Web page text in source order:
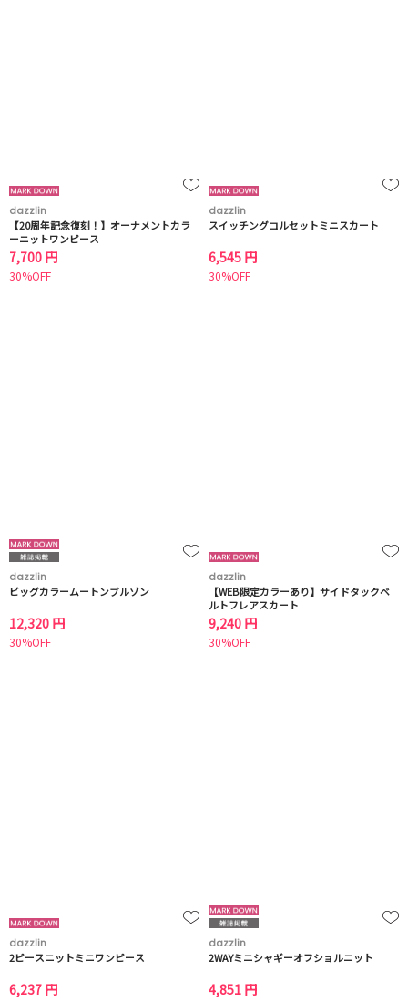
dazzlin
【20周年記念復刻！】オーナメントカラ
ーニットワンピース
7,700 円
30%OFF
dazzlin
スイッチングコルセットミニスカート
6,545 円
30%OFF
dazzlin
ビッグカラームートンブルゾン
12,320 円
30%OFF
dazzlin
【WEB限定カラーあり】サイドタックベ
ルトフレアスカート
9,240 円
30%OFF
dazzlin
2ピースニットミニワンピース
6,237 円
dazzlin
2WAYミニシャギーオフショルニット
4,851 円